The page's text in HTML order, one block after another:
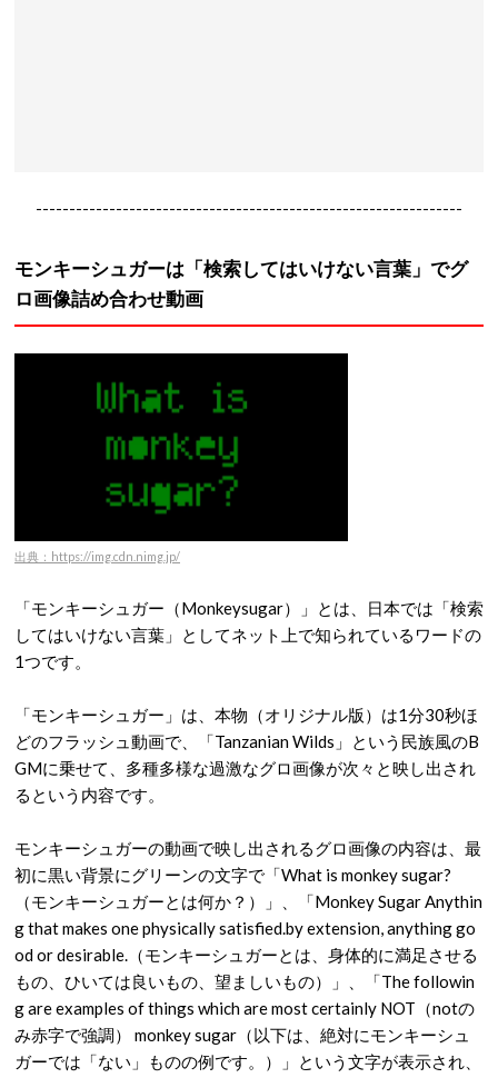
----------------------------------------------------------------
モンキーシュガーは「検索してはいけない言葉」でグ
ロ画像詰め合わせ動画
出典：https://img.cdn.nimg.jp/
「モンキーシュガー（Monkeysugar）」とは、日本では「検索
してはいけない言葉」としてネット上で知られているワードの
1つです。
「モンキーシュガー」は、本物（オリジナル版）は1分30秒ほ
どのフラッシュ動画で、「Tanzanian Wilds」という民族風のB
GMに乗せて、多種多様な過激なグロ画像が次々と映し出され
るという内容です。
モンキーシュガーの動画で映し出されるグロ画像の内容は、最
初に黒い背景にグリーンの文字で「What is monkey sugar?
（モンキーシュガーとは何か？）」、「Monkey Sugar Anythin
g that makes one physically satisfied.by extension, anything go
od or desirable.（モンキーシュガーとは、身体的に満足させる
もの、ひいては良いもの、望ましいもの）」、「The followin
g are examples of things which are most certainly NOT（notの
み赤字で強調） monkey sugar（以下は、絶対にモンキーシュ
ガーでは「ない」ものの例です。）」という文字が表示され、